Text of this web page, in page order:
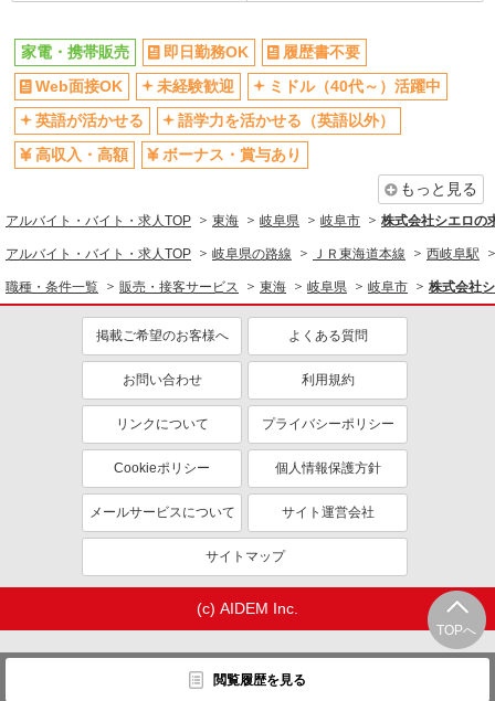
TOPへ
閲覧履歴を見る
家電・携帯販売 即日勤務OK
履歴書不要
Web面接OK
未経験歓迎
ミドル（40代～）活躍中
英語が活かせる
語学力を活かせる（英語以外）
高収入・高額
ボーナス・賞与あり
もっと見る
アルバイト・バイト・求人TOP 東海 岐阜県 岐阜市 株式会社シエロの
アルバイト・バイト・求人TOP 岐阜県の路線 ＪＲ東海道本線 西岐阜駅
職種・条件一覧 販売・接客サービス 東海 岐阜県 岐阜市 株式会社
掲載ご希望のお客様へ よくある質問
お問い合わせ 利用規約
リンクについて プライバシーポリシー
Cookieポリシー 個人情報保護方針
メールサービスについて サイト運営会社
サイトマップ
(c) AIDEM Inc.